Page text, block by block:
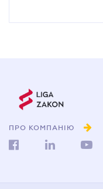
ПРО КОМПАНІЮ